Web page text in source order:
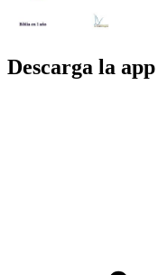
Descarga la